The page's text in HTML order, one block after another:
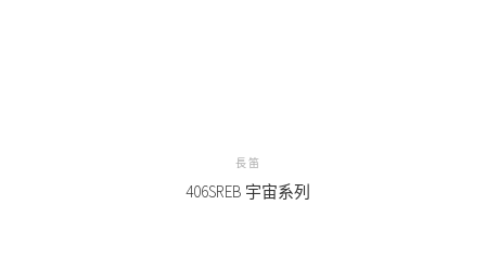
長笛
406SREB 宇宙系列